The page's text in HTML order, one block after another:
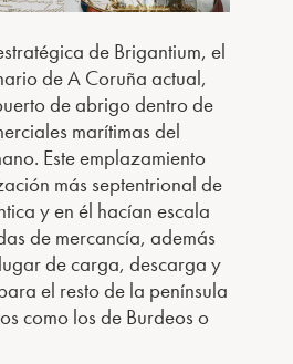
de Brigantium, el
de A Coruña actual,
de abrigo dentro de
marítimas del
Este emplazamiento
más septentrional de
y en él hacían escala
de mercancía, además
de carga, descarga y
el resto de la península
como los de Burdeos o